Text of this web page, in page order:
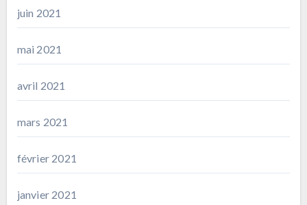
juin 2021
mai 2021
avril 2021
mars 2021
février 2021
janvier 2021